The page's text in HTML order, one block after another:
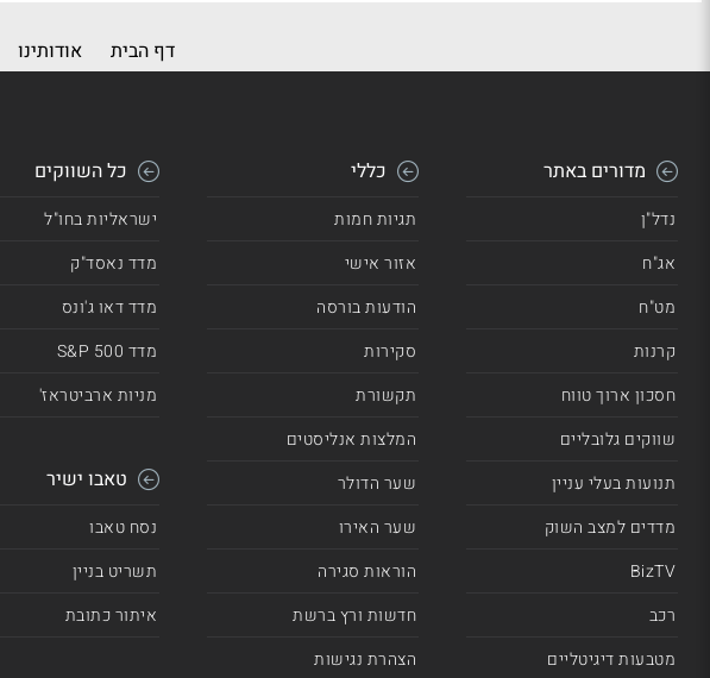
דף הבית אודותינו
מדורים באתר
נדל"ן
אג"ח
מט"ח
קרנות
חסכון ארוך טווח
שווקים גלובליים
תנועות בעלי עניין
מדדים למצב השוק
BizTV
רכב
מטבעות דיגיטליים
כללי
תגיות חמות
אזור אישי
הודעות בורסה
סקירות
תקשורת
המלצות אנליסטים
שער הדולר
שער האירו
הוראות סגירה
חדשות ורץ ברשת
הצהרת נגישות
כל השווקים
ישראליות בחו"ל
מדד נאסד"ק
מדד דאו ג'ונס
מדד 500 S&P
מניות ארביטראז'
טאבו ישיר
נסח טאבו
תשריט בניין
איתור כתובת